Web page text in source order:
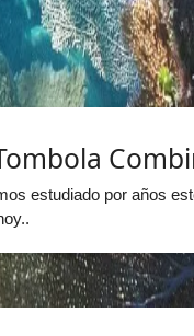
estudiado por años